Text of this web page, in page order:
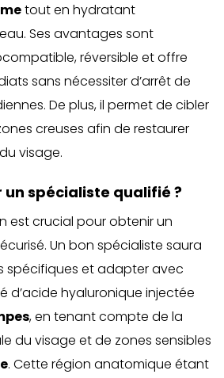
tout en hydratant
Ses avantages sont
réversible et offre
sans nécessiter d’arrêt de
De plus, il permet de cibler
creuses afin de restaurer
visage.
un spécialiste qualifié ?
est crucial pour obtenir un
Un bon spécialiste saura
spécifiques et adapter avec
d’acide hyaluronique injectée
, en tenant compte de la
du visage et de zones sensibles
. Cette région anatomique étant